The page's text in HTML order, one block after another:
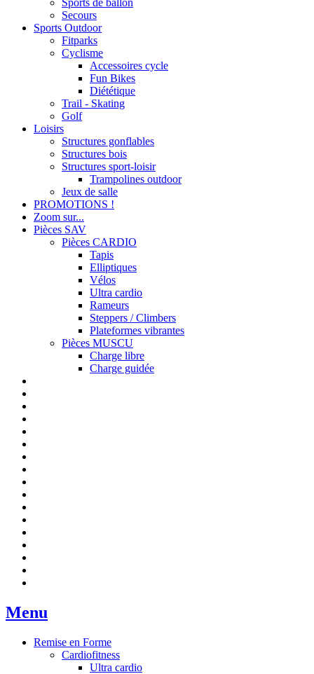
Sports de ballon
Secours
Sports Outdoor
Fitparks
Cyclisme
Accessoires cycle
Fun Bikes
Diététique
Trail - Skating
Golf
Loisirs
Structures gonflables
Structures bois
Structures sport-loisir
Trampolines outdoor
Jeux de salle
PROMOTIONS !
Zoom sur...
Pièces SAV
Pièces CARDIO
Tapis
Elliptiques
Vélos
Ultra cardio
Rameurs
Steppers / Climbers
Plateformes vibrantes
Pièces MUSCU
Charge libre
Charge guidée
Menu
Remise en Forme
Cardiofitness
Ultra cardio